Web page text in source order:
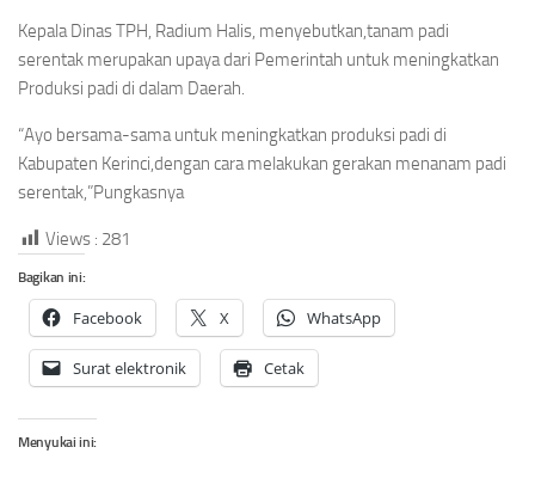
Kepala Dinas TPH, Radium Halis, menyebutkan,tanam padi
serentak merupakan upaya dari Pemerintah untuk meningkatkan
Produksi padi di dalam Daerah.
“Ayo bersama-sama untuk meningkatkan produksi padi di
Kabupaten Kerinci,dengan cara melakukan gerakan menanam padi
serentak,”Pungkasnya
Views : 281
Bagikan ini:
Facebook X WhatsApp
Surat elektronik Cetak
Menyukai ini: